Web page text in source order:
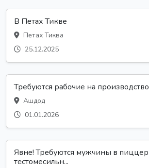
В Петах Тикве
Петах Тиква
25.12.2025
Требуются рабочие на производство
Ашдод
01.01.2026
Явне! Требуются мужчины в
тестомесильн...